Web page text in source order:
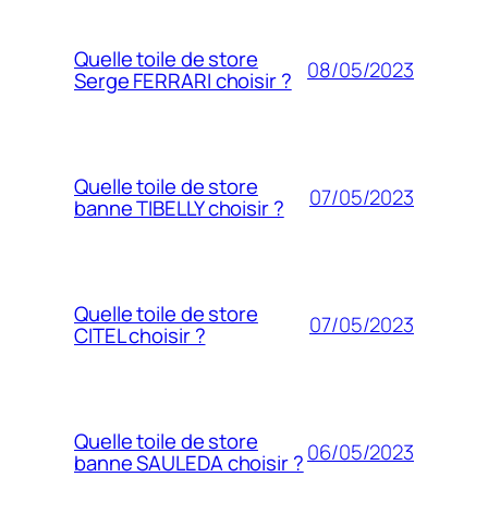
Quelle toile de store
Serge FERRARI choisir ? 08/05/2023
Quelle toile de store
banne TIBELLY choisir ? 07/05/2023
Quelle toile de store
CITEL choisir ? 07/05/2023
Quelle toile de store
banne SAULEDA choisir ?06/05/2023